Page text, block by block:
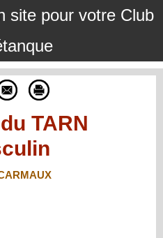
site pour votre Club
TARN